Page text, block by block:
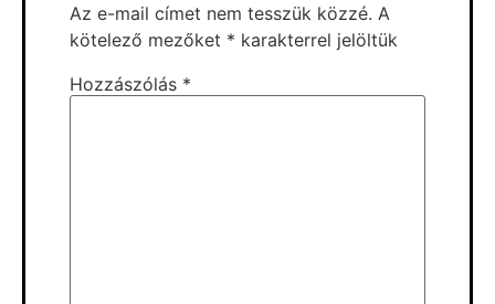
Az e-mail címet nem tesszük közzé. A
kötelező mezőket * karakterrel jelöltük
Hozzászólás *